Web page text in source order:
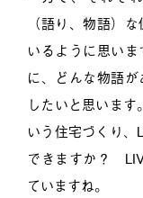
（語り、物語）
いるように思い
に、どんな物語
したいと思いま
いう住宅づくり、
できますか？
ていますね。